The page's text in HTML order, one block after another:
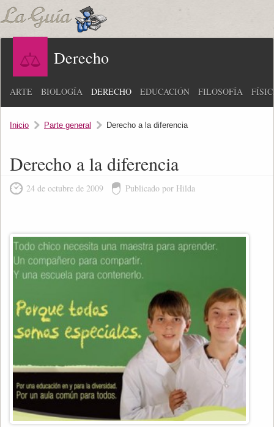
Derecho
ARTE BIOLOGÍA DERECHO EDUCACIÓN FILOSOFÍA
Inicio Parte general Derecho a la diferencia
Derecho a la diferencia
24 de octubre de 2009 Publicado por Hilda